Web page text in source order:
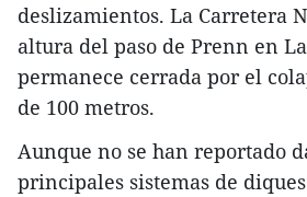
deslizamientos. La Carretera
altura del paso de Prenn en
permanece cerrada por el
de 100 metros.
Aunque no se han reportado
principales sistemas de